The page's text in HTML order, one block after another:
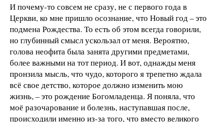
И почему-то совсем не сразу, не с первого года в
Церкви, ко мне пришло осознание, что Новый год – это
подмена Рождества. То есть об этом всегда говорили,
но глубинный смысл ускользал от меня. Вероятно,
голова неофита была занята другими предметами,
более важными на тот период. И вот, однажды меня
пронзила мысль, что чудо, которого я трепетно ждала
всё свое детство, которое должно изменить мою
жизнь, – это рождение Богомладенца. Я поняла, что
моё разочарование и болезнь, наступавшая после,
происходили именно из-за того, что вместо великого